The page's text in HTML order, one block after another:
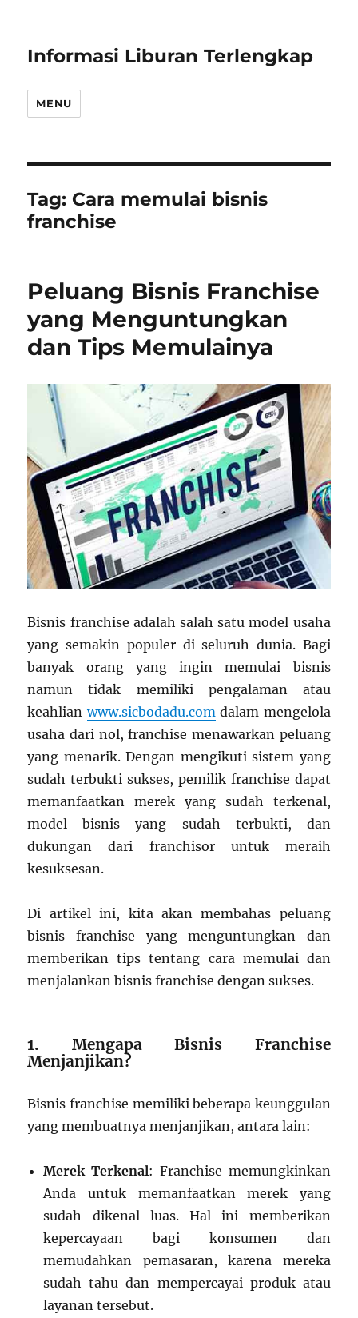
Informasi Liburan Terlengkap
MENU
Tag: Cara memulai bisnis
franchise
Peluang Bisnis Franchise
yang Menguntungkan
dan Tips Memulainya
Bisnis franchise adalah salah satu model usaha
yang semakin populer di seluruh dunia. Bagi
banyak orang yang ingin memulai bisnis
namun tidak memiliki pengalaman atau
keahlianwww.sicbodadu.com dalam mengelola
usaha dari nol, franchise menawarkan peluang
yang menarik. Dengan mengikuti sistem yang
sudah terbukti sukses, pemilik franchise dapat
memanfaatkan merek yang sudah terkenal,
model bisnis yang sudah terbukti, dan
dukungan dari franchisor untuk meraih
kesuksesan.
Di artikel ini, kita akan membahas peluang
bisnis franchise yang menguntungkan dan
memberikan tips tentang cara memulai dan
menjalankan bisnis franchise dengan sukses.
1. Mengapa Bisnis Franchise
Menjanjikan?
Bisnis franchise memiliki beberapa keunggulan
yang membuatnya menjanjikan, antara lain:
Merek Terkenal: Franchise memungkinkan
Anda untuk memanfaatkan merek yang
sudah dikenal luas. Hal ini memberikan
kepercayaan bagi konsumen dan
memudahkan pemasaran, karena mereka
sudah tahu dan mempercayai produk atau
layanan tersebut.